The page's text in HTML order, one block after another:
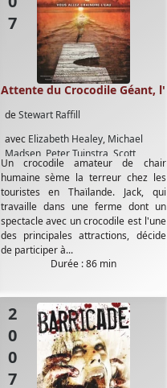
deStewart Raffill
avec Elizabeth Healey, Michael
Madsen, Peter Tuinstra Scott
Hazell,Sherry Phungprasert
Attente du Crocodile Géant, l'
Un crocodile amateur de chair
humaine sème la terreur chez les
touristes en Thaïlande. Jack, qui
travaille dans une ferme dont un
spectacle avec un crocodile est l'une
des principales attractions, décide
de participer à...
Durée : 86 min
2007